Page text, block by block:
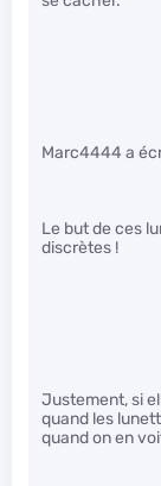
Marc4444 a
Le but de ces
discrètes !
Justement, si
quand les
quand on en